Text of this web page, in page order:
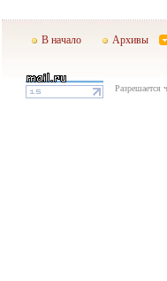
В начало Архивы
Разрешается